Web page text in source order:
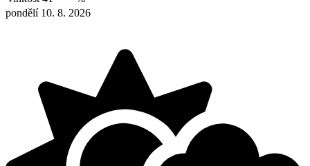
pondělí 10. 8. 2026